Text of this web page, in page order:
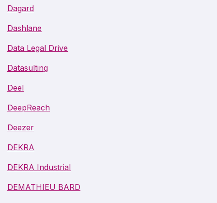
Dagard
Dashlane
Data Legal Drive
Datasulting
Deel
DeepReach
Deezer
DEKRA
DEKRA Industrial
DEMATHIEU BARD